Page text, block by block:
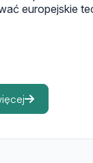
europejskie